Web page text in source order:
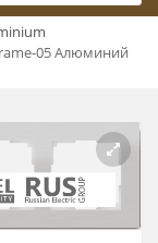
05 Алюминий